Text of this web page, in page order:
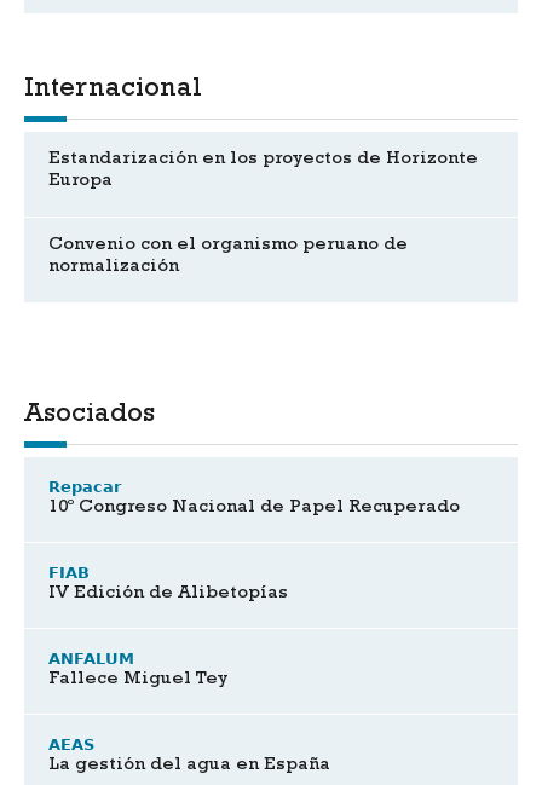
Internacional
Estandarización en los proyectos de Horizonte
Europa
Convenio con el organismo peruano de
normalización
Asociados
Repacar
10º Congreso Nacional de Papel Recuperado
FIAB
IV Edición de Alibetopías
ANFALUM
Fallece Miguel Tey
AEAS
La gestión del agua en España